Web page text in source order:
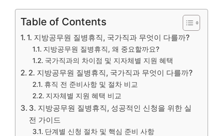
Table of Contents
1. 지방공무원 질병휴직, 국가직과 무엇이 다를까?
지방공무원 질병휴직, 왜 중요할까요?
국가직과의 차이점 및 지자체별 지원 혜택
2. 지방공무원 질병휴직, 국가직과 무엇이 다를까?
휴직 전 준비사항 및 절차 비교
지자체별 지원 혜택 비교
3. 지방공무원 질병휴직, 성공적인 신청을 위한 실
전 가이드
단계별 신청 절차 및 핵심 준비 사항